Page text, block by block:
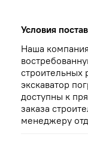
Условия
Наша
строительных
экскаватор
доступны к
заказа
менеджеру